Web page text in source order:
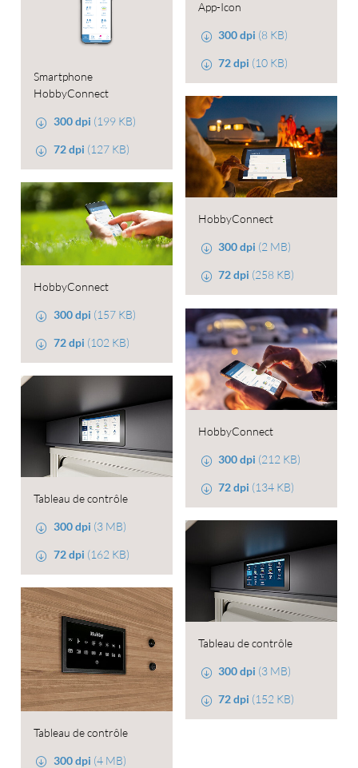
App-Icon
300 dpi (8 KB)
72 dpi (10 KB)
Smartphone
HobbyConnect
300 dpi (199 KB)
72 dpi (127 KB)
HobbyConnect
300 dpi (2 MB)
72 dpi (258 KB)
HobbyConnect
300 dpi (157 KB)
72 dpi (102 KB)
HobbyConnect
300 dpi (212 KB)
72 dpi (134 KB)
Tableau de contrôle
300 dpi (3 MB)
72 dpi (162 KB)
Tableau de contrôle
300 dpi (3 MB)
72 dpi (152 KB)
Tableau de contrôle
300 dpi (4 MB)